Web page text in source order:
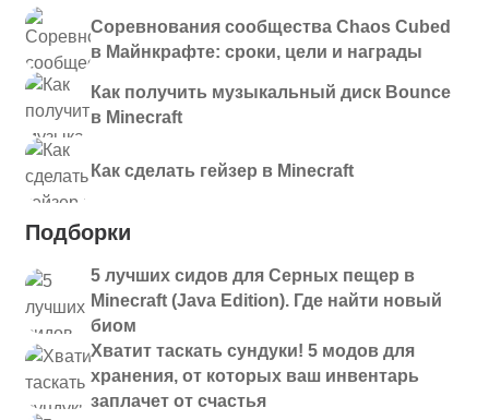
Соревнования сообщества Chaos Cubed
в Майнкрафте: сроки, цели и награды
Как получить музыкальный диск Bounce
в Minecraft
Как сделать гейзер в Minecraft
Подборки
5 лучших сидов для Серных пещер в
Minecraft (Java Edition). Где найти новый
биом
Хватит таскать сундуки! 5 модов для
хранения, от которых ваш инвентарь
заплачет от счастья